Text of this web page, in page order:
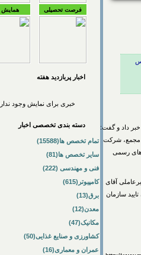
داد و گفت:"‌
در این مجمع، شرکت
رسمی
آقای
سازمان
فرصت تحصیلی همایش ها
اخبار پربازديد هفته
خبری برای نمایش وجود ندارد!
دسته بندی تخصصی اخبار
تمام تخصص ها(15588)
سایر تخصص ها(81)
فنی و مهندسی (222)
کامپیوتر(615)
برق(13)
معدن(12)
مکانیک(47)
کشاورزی و صنایع غذایی(50)
عمران و معماری(16)